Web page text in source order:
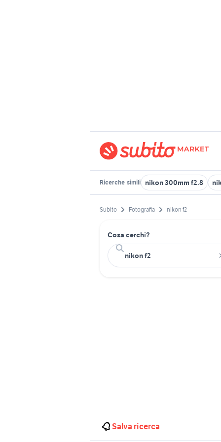
Ricerche simili nikon 300mm f2.8
Subito Fotografia nikon f2
Cosa cerchi?
Salva ricerca